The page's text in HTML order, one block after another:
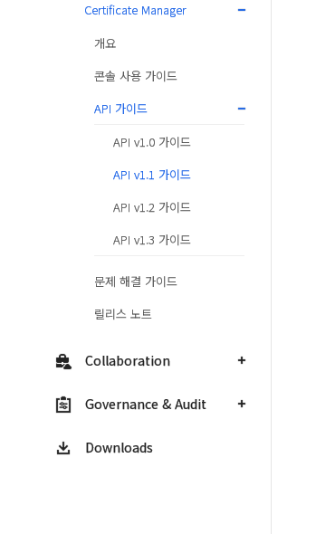
Certificate Manager
개요
콘솔 사용 가이드
API 가이드
API v1.0 가이드
API v1.1 가이드
API v1.2 가이드
API v1.3 가이드
문제 해결 가이드
릴리스 노트
Collaboration
Governance & Audit
Downloads